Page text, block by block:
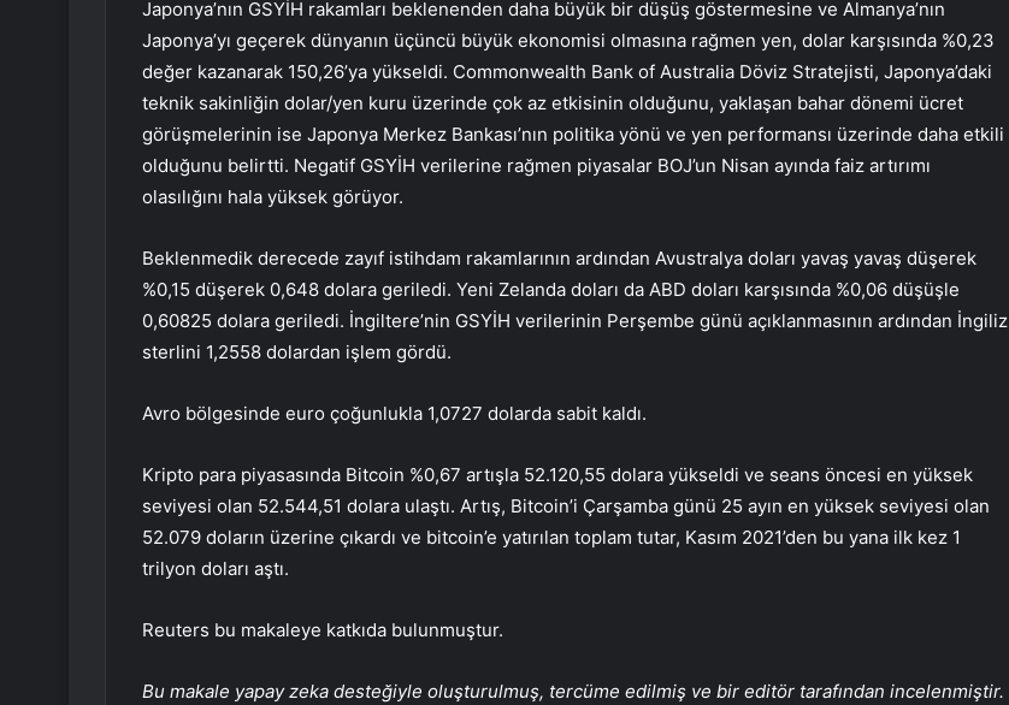
Japonya’nın GSYİH rakamları beklenenden daha büyük bir düşüş göstermesine ve Almanya’nın
Japonya’yı geçerek dünyanın üçüncü büyük ekonomisi olmasına rağmen yen, dolar karşısında %0,23
değer kazanarak 150,26’ya yükseldi. Commonwealth Bank of Australia Döviz Stratejisti, Japonya’daki
teknik sakinliğin dolar/yen kuru üzerinde çok az etkisinin olduğunu, yaklaşan bahar dönemi ücret
görüşmelerinin ise Japonya Merkez Bankası’nın politika yönü ve yen performansı üzerinde daha etkili
olduğunu belirtti. Negatif GSYİH verilerine rağmen piyasalar BOJ’un Nisan ayında faiz artırımı
olasılığını hala yüksek görüyor.
Beklenmedik derecede zayıf istihdam rakamlarının ardından Avustralya doları yavaş yavaş düşerek
%0,15 düşerek 0,648 dolara geriledi. Yeni Zelanda doları da ABD doları karşısında %0,06 düşüşle
0,60825 dolara geriledi. İngiltere’nin GSYİH verilerinin Perşembe günü açıklanmasının ardından İngiliz
sterlini 1,2558 dolardan işlem gördü.
Avro bölgesinde euro çoğunlukla 1,0727 dolarda sabit kaldı.
Kripto para piyasasında Bitcoin %0,67 artışla 52.120,55 dolara yükseldi ve seans öncesi en yüksek
seviyesi olan 52.544,51 dolara ulaştı. Artış, Bitcoin’i Çarşamba günü 25 ayın en yüksek seviyesi olan
52.079 doların üzerine çıkardı ve bitcoin’e yatırılan toplam tutar, Kasım 2021’den bu yana ilk kez 1
trilyon doları aştı.
Reuters bu makaleye katkıda bulunmuştur.
Bu makale yapay zeka desteğiyle oluşturulmuş, tercüme edilmiş ve bir editör tarafından incelenmiştir.